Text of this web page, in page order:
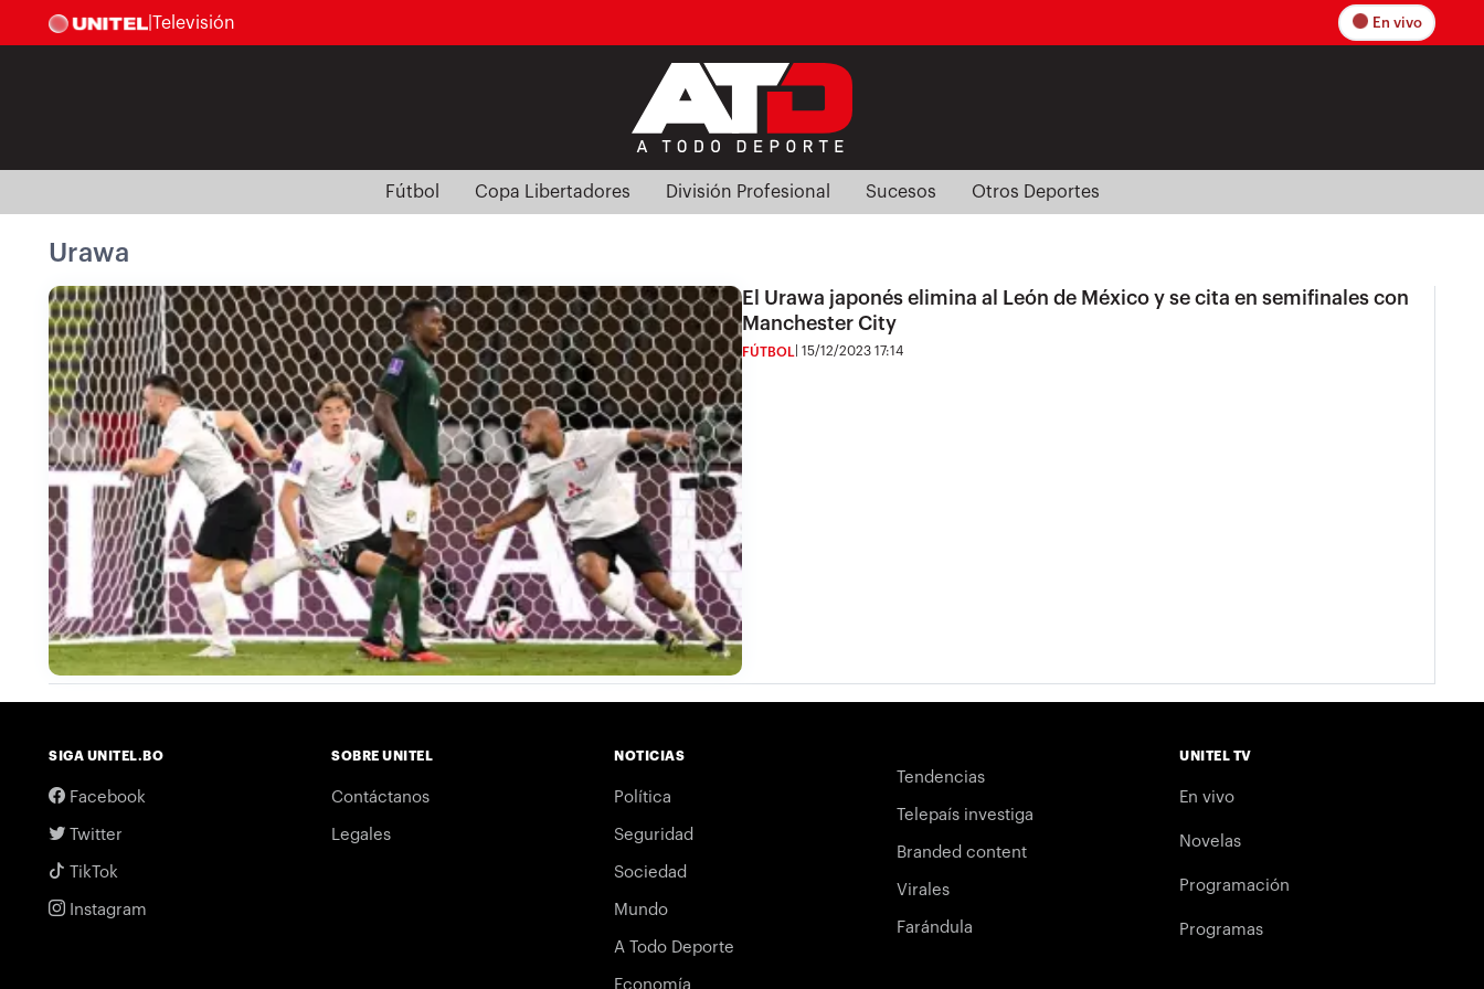
Televisión En vivo
Fútbol Copa Libertadores División Profesional Sucesos Otros Deportes
Urawa
El Urawa japonés elimina al León de México y se cita en semifinales con
Manchester City
FÚTBOL 15/12/2023 17:14
SIGA UNITEL.BO
Facebook
Twitter
TikTok
Instagram
SOBRE UNITEL
Contáctanos
Legales
NOTICIAS
Política
Seguridad
Sociedad
Mundo
A Todo Deporte
Economía
Tendencias
Telepaís investiga
Branded content
Virales
Farándula
UNITEL TV
En vivo
Novelas
Programación
Programas